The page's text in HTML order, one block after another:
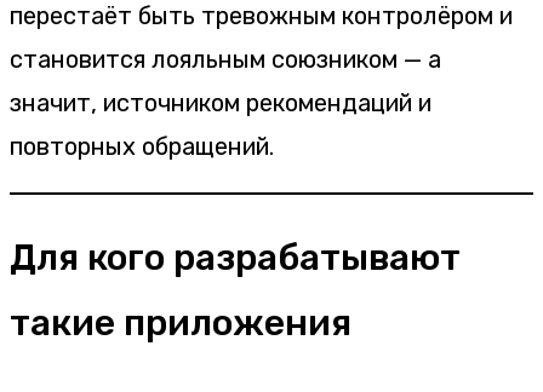
перестаёт быть тревожным контролёром и
становится лояльным союзником — а
значит, источником рекомендаций и
повторных обращений.
Для кого разрабатывают
такие приложения